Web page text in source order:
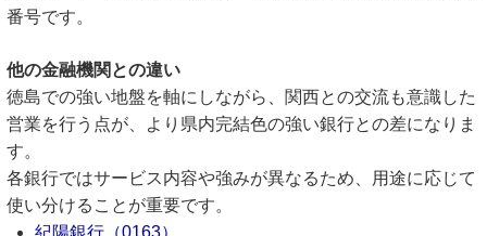
番号です。
他の金融機関との違い
徳島での強い地盤を軸にしながら、関西との交流も意識した
営業を行う点が、より県内完結色の強い銀行との差になりま
す。
各銀行ではサービス内容や強みが異なるため、用途に応じて
使い分けることが重要です。
紀陽銀行（0163）